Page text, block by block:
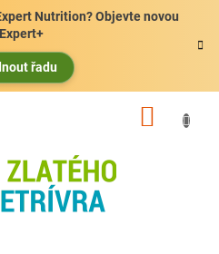
Nutrition? Objevte novou
řadu